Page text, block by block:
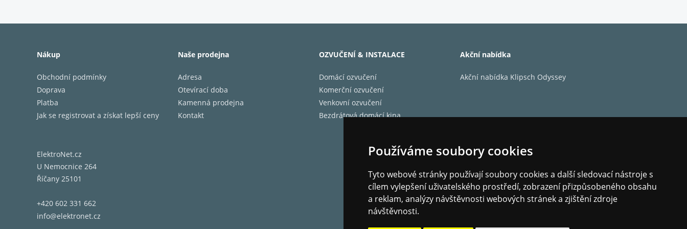
Používáme soubory cookies
Tyto webové stránky používají soubory cookies a další sledovací nástroje s
cílem vylepšení uživatelského prostředí, zobrazení přizpůsobeného obsahu
a reklam, analýzy návštěvnosti webových stránek a zjištění zdroje
návštěvnosti.
streamování a maximální využití úžasných hudebních služeb dostupných online.
Amazon Music, Deezer a Qobuz' s lepším zvukem než CD. Můžete také snadno vytvořit systém pro více místností a
interoperabilitu také.
Specifikace
2 × Ruark 20mm hedvábné kopulovité výškové reproduktory,
2 × basové středové jednotky Ruark 100 mm NS+
Nákup
Obchodní podmínky
Doprava
Platba
Jak se registrovat a získat lepší ceny
Naše prodejna
Adresa
Otevírací doba
Kamenná prodejna
Kontakt
OZVUČENÍ & INSTALACE
Domácí ozvučení
Komerční ozvučení
Venkovní ozvučení
Bezdrátová domácí kina
Akční nabídka
Akční nabídka Klipsch Odyssey
ElektroNet.cz
U Nemocnice 264
Říčany 25101
+420 602 331 662
info@elektronet.cz